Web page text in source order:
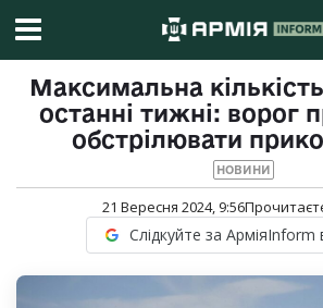
Максимальна
останні тижні: ворог
обстрілювати
НОВИНИ
21 Вересня 2024, 9:56
Слідкуйте за АрміяInform